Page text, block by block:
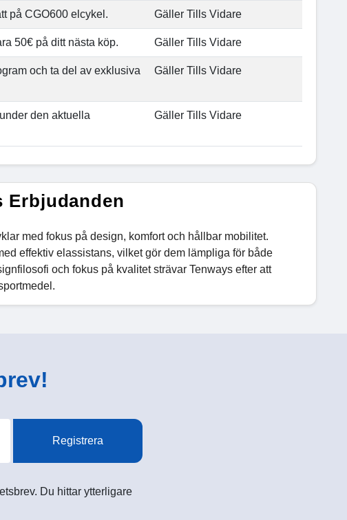
på CGO600 elcykel. Gäller Tills Vidare
50€ på ditt nästa köp. Gäller Tills Vidare
och ta del av exklusiva
Gäller Tills Vidare
den aktuella
Gäller Tills Vidare
Erbjudanden
med fokus på design, komfort och hållbar mobilitet.
effektiv elassistans, vilket gör dem lämpliga för både
och fokus på kvalitet strävar Tenways efter att
Registrera
Du hittar ytterligare